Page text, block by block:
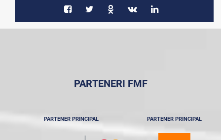
PARTENERI FMF
PARTENER PRINCIPAL PARTENER PRINCIPAL